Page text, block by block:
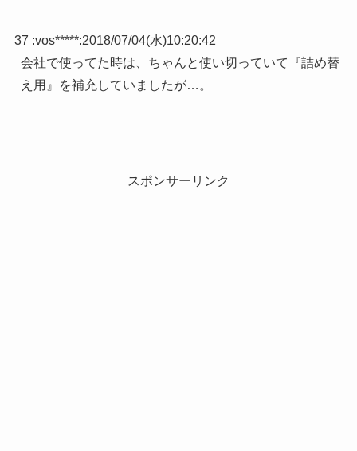
37 :vos*****:2018/07/04(水)10:20:42
会社で使ってた時は、ちゃんと使い切っていて『詰め替
え用』を補充していましたが…。
スポンサーリンク